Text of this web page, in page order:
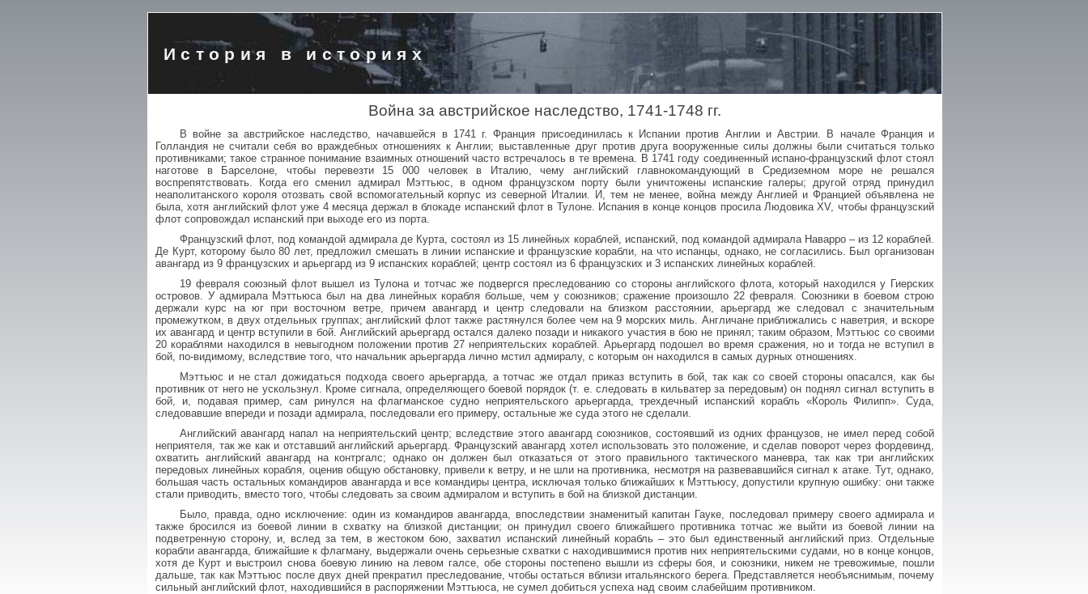
История в историях
Война за австрийское наследство, 1741-1748 гг.
В войне за австрийское наследство, начавшейся в 1741 г. Франция присоединилась к Испании против Англии и Австрии. В начале Франция и
Голландия не считали себя во враждебных отношениях к Англии; выставленные друг против друга вооруженные силы должны были считаться только
противниками; такое странное понимание взаимных отношений часто встречалось в те времена. В 1741 году соединенный испано-французский флот стоял
наготове в Барселоне, чтобы перевезти 15 000 человек в Италию, чему английский главнокомандующий в Средиземном море не решался
воспрепятствовать. Когда его сменил адмирал Мэттьюс, в одном французском порту были уничтожены испанские галеры; другой отряд принудил
неаполитанского короля отозвать свой вспомогательный корпус из северной Италии. И, тем не менее, война между Англией и Францией объявлена не
была, хотя английский флот уже 4 месяца держал в блокаде испанский флот в Тулоне. Испания в конце концов просила Людовика XV, чтобы французский
флот сопровождал испанский при выходе его из порта.
Французский флот, под командой адмирала де Курта, состоял из 15 линейных кораблей, испанский, под командой адмирала Наварро – из 12 кораблей.
Де Курт, которому было 80 лет, предложил смешать в линии испанские и французские корабли, на что испанцы, однако, не согласились. Был организован
авангард из 9 французских и арьергард из 9 испанских кораблей; центр состоял из 6 французских и 3 испанских линейных кораблей.
19 февраля союзный флот вышел из Тулона и тотчас же подвергся преследованию со стороны английского флота, который находился у Гиерских
островов. У адмирала Мэттьюса был на два линейных корабля больше, чем у союзников; сражение произошло 22 февраля. Союзники в боевом строю
держали курс на юг при восточном ветре, причем авангард и центр следовали на близком расстоянии, арьергард же следовал с значительным
промежутком, в двух отдельных группах; английский флот также растянулся более чем на 9 морских миль. Англичане приближались с наветрия, и вскоре
их авангард и центр вступили в бой. Английский арьергард остался далеко позади и никакого участия в бою не принял; таким образом, Мэттьюс со своими
20 кораблями находился в невыгодном положении против 27 неприятельских кораблей. Арьергард подошел во время сражения, но и тогда не вступил в
бой, по-видимому, вследствие того, что начальник арьергарда лично мстил адмиралу, с которым он находился в самых дурных отношениях.
Мэттьюс и не стал дожидаться подхода своего арьергарда, а тотчас же отдал приказ вступить в бой, так как со своей стороны опасался, как бы
противник от него не ускользнул. Кроме сигнала, определяющего боевой порядок (т. е. следовать в кильватер за передовым) он поднял сигнал вступить в
бой, и, подавая пример, сам ринулся на флагманское судно неприятельского арьергарда, трехдечный испанский корабль «Король Филипп». Суда,
следовавшие впереди и позади адмирала, последовали его примеру, остальные же суда этого не сделали.
Английский авангард напал на неприятельский центр; вследствие этого авангард союзников, состоявший из одних французов, не имел перед собой
неприятеля, так же как и отставший английский арьергард. Французский авангард хотел использовать это положение, и сделав поворот через фордевинд,
охватить английский авангард на контргалс; однако он должен был отказаться от этого правильного тактического маневра, так как три английских
передовых линейных корабля, оценив общую обстановку, привели к ветру, и не шли на противника, несмотря на развевавшийся сигнал к атаке. Тут, однако,
большая часть остальных командиров авангарда и все командиры центра, исключая только ближайших к Мэттьюсу, допустили крупную ошибку: они также
стали приводить, вместо того, чтобы следовать за своим адмиралом и вступить в бой на близкой дистанции.
Было, правда, одно исключение: один из командиров авангарда, впоследствии знаменитый капитан Гауке, последовал примеру своего адмирала и
также бросился из боевой линии в схватку на близкой дистанции; он принудил своего ближайшего противника тотчас же выйти из боевой линии на
подветренную сторону, и, вслед за тем, в жестоком бою, захватил испанский линейный корабль – это был единственный английский приз. Отдельные
корабли авангарда, ближайшие к флагману, выдержали очень серьезные схватки с находившимися против них неприятельскими судами, но в конце концов,
хотя де Курт и выстроил снова боевую линию на левом галсе, обе стороны постепено вышли из сферы боя, и союзники, никем не тревожимые, пошли
дальше, так как Мэттьюс после двух дней прекратил преследование, чтобы остаться вблизи итальянского берега. Представляется необъяснимым, почему
сильный английский флот, находившийся в распоряжении Мэттьюса, не сумел добиться успеха над своим слабейшим противником.